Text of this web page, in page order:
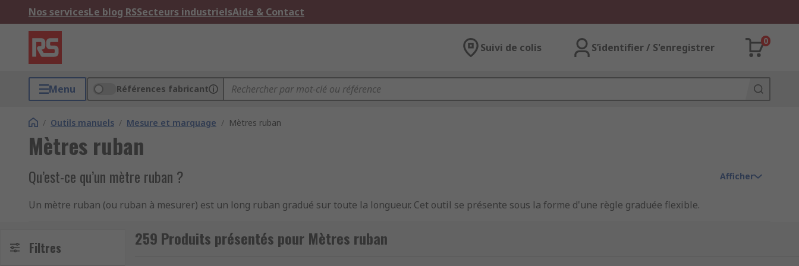
Nos servicesLe blog RSSecteurs industrielsAide & Contact
Suivi de colis S’identifier / S'enregistrer
0
Menu Références fabricant
/ Outils manuels / Mesure et marquage / Mètres ruban
Mètres ruban
Qu’est-ce qu’un mètre ruban ?
Un mètre ruban (ou ruban à mesurer) est un long ruban gradué sur toute la longueur. Cet outil se présente sous la forme d'une règle graduée flexible.
de distances. Toutefois, de nombreux instruments de mesure ne présentent qu'une graduation métrique. Flexibles, les mètres ruban permettent de
mesurer des courbes. Ils peuvent être enroulés pour être facilement transportables.
Afficher
Filtres 259 Produits présentés pour Mètres ruban